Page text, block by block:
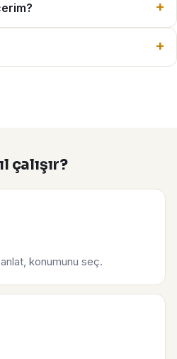
çalışır?
konumunu seç.